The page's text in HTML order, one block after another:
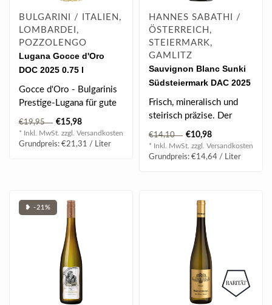
BULGARINI / ITALIEN,
LOMBARDEI,
POZZOLENGO
Lugana Gocce d'Oro
DOC 2025 0.75 l
Gocce d'Oro - Bulgarinis
Prestige-Lugana für gute
Freunde!
DER Lugana, der al..
€19,95 €15,98
* Inkl. MwSt. zzgl. Versandkosten
Grundpreis: €21,31 / Liter
HANNES SABATHI /
ÖSTERREICH,
STEIERMARK,
GAMLITZ
Sauvignon Blanc Sunki
Südsteiermark DAC 2025
0.75 l
Frisch, mineralisch und
steirisch präzise. Der
Sunki Sauvignon Blanc
Südsteier..
€14,10 €10,98
* Inkl. MwSt. zzgl. Versandkosten
Grundpreis: €14,64 / Liter
❥ -21%